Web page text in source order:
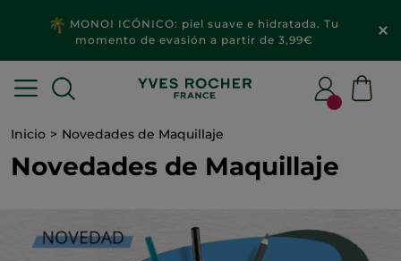
MONOI ICÓNICO: piel suave e hidratada. Tu
momento de evasión a partir de 3,99€
Inicio Novedades de Maquillaje
Novedades de Maquillaje